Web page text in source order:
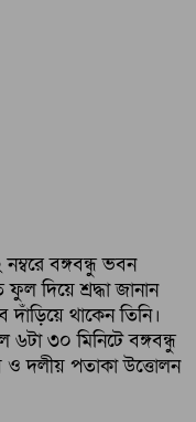
বঙ্গবন্ধু ভবন
দিয়ে শ্রদ্ধা জানান
দাঁড়িয়ে থাকেন তিনি।
৩০ মিনিটে বঙ্গবন্ধু
ও দলীয় পতাকা উত্তোলন